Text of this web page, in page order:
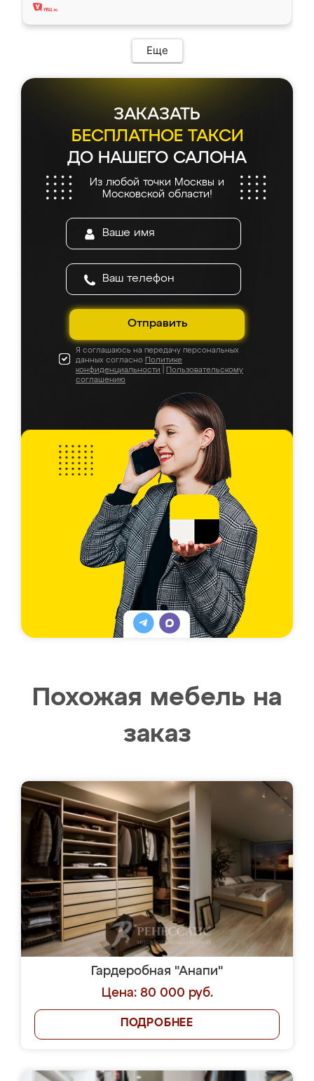
Еще
ЗАКАЗАТЬ
БЕСПЛАТНОЕ ТАКСИ
ДО НАШЕГО САЛОНА
Из любой точки Москвы и
Московской области!
Отправить
Я соглашаюсь на передачу персональных
данных согласно Политике
конфиденциальности
Пользовательскому
соглашению
Похожая мебель на
заказ
Гардеробная "Анапи"
Цена: 80 000 руб.
ПОДРОБНЕЕ